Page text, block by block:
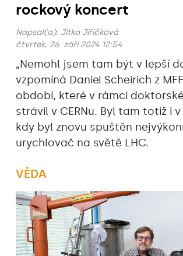
rockový koncert
Napsal(a): Jitka Jiřičková
čtvrtek, 26. září 2024 12:54
„Nemohl jsem tam být v lepší
vzpomíná Daniel Scheirich z
období, které v rámci
strávil v CERNu. Byl tam totiž i
kdy byl znovu spuštěn
urychlovač na světě LHC.
VĚDA